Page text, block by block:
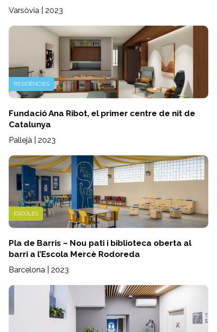
Varsòvia | 2023
RESIDÈNCIES
Fundació Ana Ribot, el primer centre de nit de
Catalunya
Pallejà | 2023
ESCOLES
Pla de Barris – Nou pati i biblioteca oberta al
barri a l’Escola Mercè Rodoreda
Barcelona | 2023